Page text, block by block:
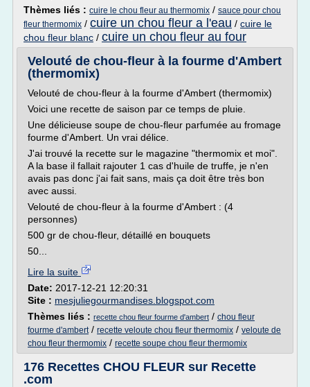
Thèmes liés : cuire le chou fleur au thermomix / sauce pour chou
fleur thermomix / cuire un chou fleur a l'eau / cuire le
chou fleur blanc / cuire un chou fleur au four
Velouté de chou-fleur à la fourme d'Ambert
(thermomix)
Velouté de chou-fleur à la fourme d'Ambert (thermomix)
Voici une recette de saison par ce temps de pluie.
Une délicieuse soupe de chou-fleur parfumée au fromage
fourme d'Ambert. Un vrai délice.
J'ai trouvé la recette sur le magazine "thermomix et moi".
A la base il fallait rajouter 1 cas d'huile de truffe, je n'en
avais pas donc j'ai fait sans, mais ça doit être très bon
avec aussi.
Velouté de chou-fleur à la fourme d'Ambert : (4
personnes)
500 gr de chou-fleur, détaillé en bouquets
50...
Lire la suite
Date: 2017-12-21 12:20:31
Site : mesjuliegourmandises.blogspot.com
Thèmes liés : recette chou fleur fourme d'ambert / chou fleur
fourme d'ambert/ recette veloute chou fleur thermomix / veloute de
chou fleur thermomix / recette soupe chou fleur thermomix
176 Recettes CHOU FLEUR sur Recette
.com